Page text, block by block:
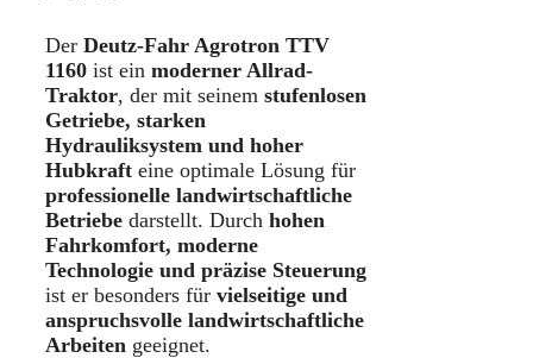
Der Deutz-Fahr Agrotron TTV
1160 ist ein moderner Allrad-
Traktor, der mit seinem stufenlosen
Getriebe, starken
Hydrauliksystem und hoher
Hubkraft eine optimale Lösung für
professionelle landwirtschaftliche
Betriebe darstellt. Durch hohen
Fahrkomfort, moderne
Technologie und präzise Steuerung
ist er besonders für vielseitige und
anspruchsvolle landwirtschaftliche
Arbeiten geeignet.